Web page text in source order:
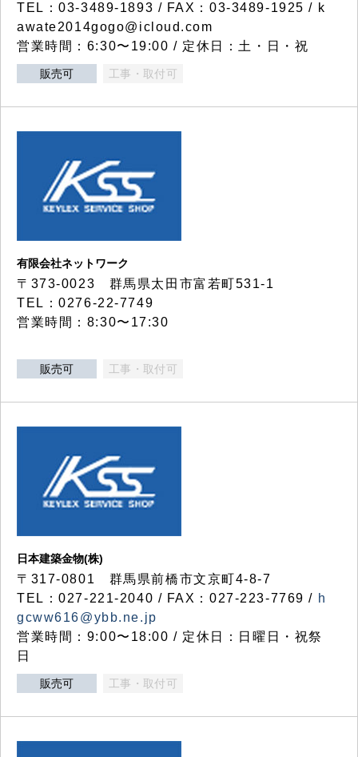
TEL：03-3489-1893 / FAX：03-3489-1925 / k
awate2014gogo@icloud.com
営業時間：6:30〜19:00 / 定休日：土・日・祝
販売可 工事・取付可
有限会社ネットワーク
〒373-0023 群馬県太田市富若町531-1
TEL：0276-22-7749
営業時間：8:30〜17:30
販売可 工事・取付可
日本建築金物(株)
〒317‐0801 群馬県前橋市文京町4-8-7
TEL：027-221-2040 / FAX：027-223-7769 / h
gcww616@ybb.ne.jp
営業時間：9:00〜18:00 / 定休日：日曜日・祝祭
日
販売可 工事・取付可